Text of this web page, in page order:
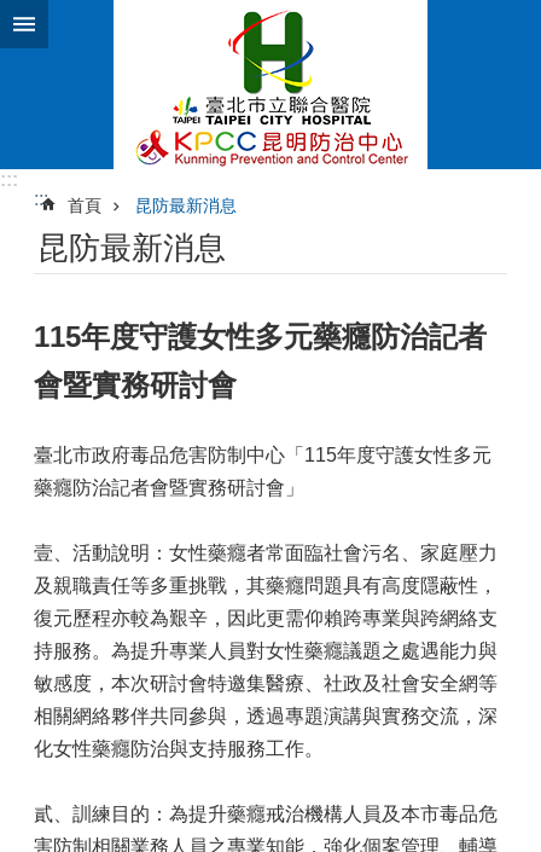
跳到主要內容區塊
:::
:::
首頁 昆防最新消息
昆防最新消息
115年度守護女性多元藥癮防治記者
會暨實務研討會
臺北市政府毒品危害防制中心「115年度守護女性多元
藥癮防治記者會暨實務研討會」
壹、活動說明：女性藥癮者常面臨社會污名、家庭壓力
及親職責任等多重挑戰，其藥癮問題具有高度隱蔽性，
復元歷程亦較為艱辛，因此更需仰賴跨專業與跨網絡支
持服務。為提升專業人員對女性藥癮議題之處遇能力與
敏感度，本次研討會特邀集醫療、社政及社會安全網等
相關網絡夥伴共同參與，透過專題演講與實務交流，深
化女性藥癮防治與支持服務工作。
貳、訓練目的：為提升藥癮戒治機構人員及本市毒品危
害防制相關業務人員之專業知能，強化個案管理、輔導